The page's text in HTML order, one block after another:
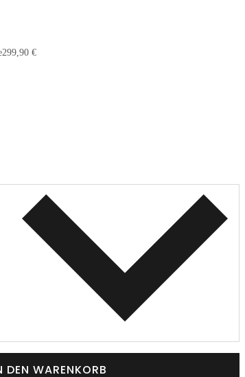
299,90 €
DEN WARENKORB